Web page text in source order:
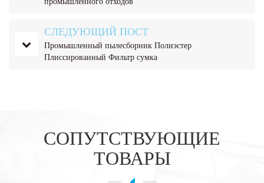
СЛЕДУЮЩИЙ ПОСТ
Промышленный пылесборник Полиэстер
Плиссированный Фильтр сумка
СОПУТСТВУЮЩИЕ
ТОВАРЫ